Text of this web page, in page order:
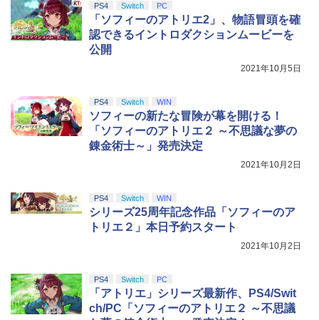
PS4 Switch PC
「ソフィーのアトリエ2」、物語冒頭を確
認できるイントロダクションムービーを
公開
2021年10月5日
PS4 Switch WIN
ソフィーの新たな冒険が幕を開ける！
「ソフィーのアトリエ２ ～不思議な夢の
錬金術士～」発売決定
2021年10月2日
PS4 Switch WIN
シリーズ25周年記念作品「ソフィーのア
トリエ２」本日予約スタート
2021年10月2日
PS4 Switch PC
「アトリエ」シリーズ最新作、PS4/Swit
ch/PC「ソフィーのアトリエ２ ～不思議